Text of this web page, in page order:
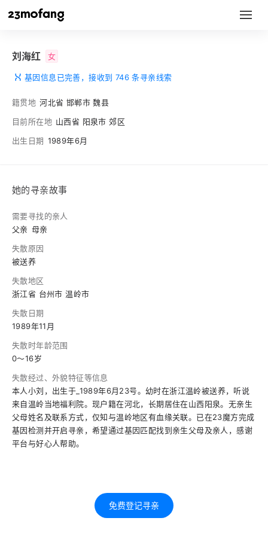
刘海红 女
基因信息已完善，接收到 746 条寻亲线索
籍贯地 河北省 邯郸市 魏县
目前所在地 山西省 阳泉市 郊区
出生日期 1989年6月
她的寻亲故事
需要寻找的亲人
父亲 母亲
失散原因
被送养
失散地区
浙江省 台州市 温岭市
失散日期
1989年11月
失散时年龄范围
0～16岁
失散经过、外貌特征等信息
本人小刘，出生于_1989年6月23号。幼时在浙江温岭被送养，听说
来自温岭当地福利院。现户籍在河北，长期居住在山西阳泉。无亲生
父母姓名及联系方式，仅知与温岭地区有血缘关联。已在23魔方完成
基因检测并开启寻亲，希望通过基因匹配找到亲生父母及亲人，感谢
平台与好心人帮助。
免费登记寻亲